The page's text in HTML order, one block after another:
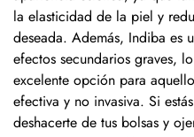
la elasticidad de la piel y
deseada. Además, Indiba es
efectos secundarios graves,
excelente opción para
efectiva y no invasiva. Si
deshacerte de tus bolsas y